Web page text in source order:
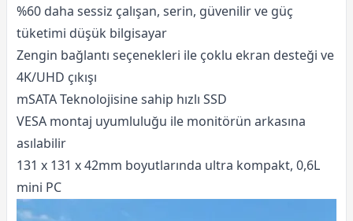
%60 daha sessiz çalışan, serin, güvenilir ve güç
tüketimi düşük bilgisayar
Zengin bağlantı seçenekleri ile çoklu ekran desteği ve
4K/UHD çıkışı
mSATA Teknolojisine sahip hızlı SSD
VESA montaj uyumluluğu ile monitörün arkasına
asılabilir
131 x 131 x 42mm boyutlarında ultra kompakt, 0,6L
mini PC